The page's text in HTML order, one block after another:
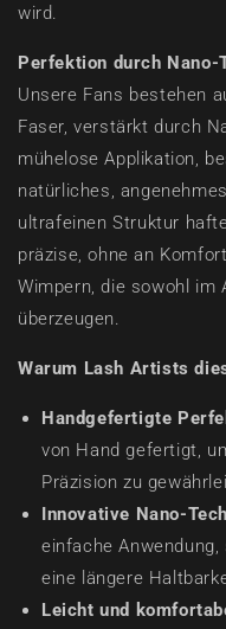
wird.
Perfektion durch Nano-
Unsere Fans bestehen
Faser, verstärkt durch
mühelose Applikation,
natürliches,
ultrafeinen Struktur
präzise, ohne an
Wimpern, die sowohl im
überzeugen.
Warum Lash Artists
Handgefertigte
von Hand gefertigt,
Präzision zu
Innovative Nano-
einfache
eine längere
Leicht und